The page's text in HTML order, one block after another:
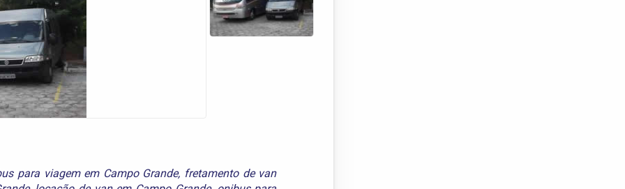
para viagem em Campo Grande, fretamento de van